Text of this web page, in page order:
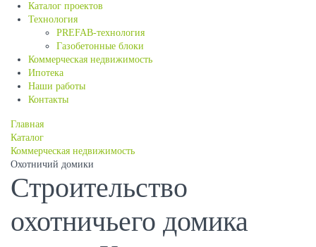
Каталог проектов
Технология
PREFAB-технология
Газобетонные блоки
Коммерческая недвижимость
Ипотека
Наши работы
Контакты
Главная
Каталог
Коммерческая недвижимость
Охотничий домики
Строительство
охотничьего домика